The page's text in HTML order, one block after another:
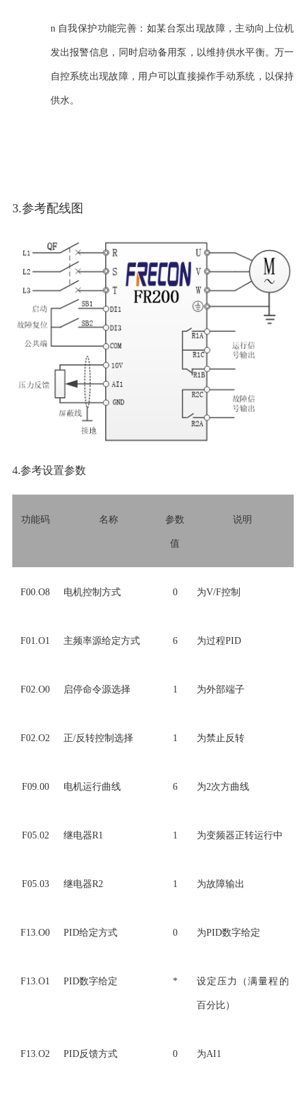
n 自我保护功能完善：如某台泵出现故障，主动向上位机
发出报警信息，同时启动备用泵，以维持供水平衡。万一
自控系统出现故障，用户可以直接操作手动系统，以保持
供水。
3.参考配线图
4.参考设置参数
功能码 名称 参数
值
说明
F00.O8 电机控制方式 0 为V/F控制
F01.O1 主频率源给定方式 6 为过程PID
F02.O0 启停命令源选择 1 为外部端子
F02.O2 正/反转控制选择 1 为禁止反转
F09.00 电机运行曲线 6 为2次方曲线
F05.02 继电器R1 1 为变频器正转运行中
F05.03 继电器R2 1 为故障输出
F13.O0 PID给定方式 0 为PID数字给定
F13.O1 PID数字给定 * 设定压力（满量程的
百分比）
F13.O2 PID反馈方式 0 为AI1